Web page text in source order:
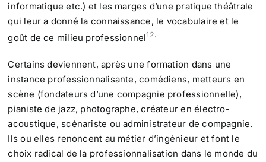
informatique etc.) et les marges d’une pratique théâtrale
qui leur a donné la connaissance, le vocabulaire et le
goût de ce milieu professionnel12.
Certains deviennent, après une formation dans une
instance professionnalisante, comédiens, metteurs en
scène (fondateurs d’une compagnie professionnelle),
pianiste de jazz, photographe, créateur en électro-
acoustique, scénariste ou administrateur de compagnie.
Ils ou elles renoncent au métier d’ingénieur et font le
choix radical de la professionnalisation dans le monde du